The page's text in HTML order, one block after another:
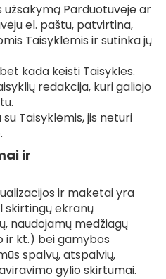
užsakymą Parduotuvėje ar
el. paštu, patvirtina,
Taisyklėmis ir sutinka jų
kada keisti Taisykles.
redakcija, kuri galiojo
Taisyklėmis, jis neturi
ir
ir maketai yra
skirtingų ekranų
naudojamų medžiagų
ir kt.) bei gamybos
spalvų, atspalvių,
gylio skirtumai.